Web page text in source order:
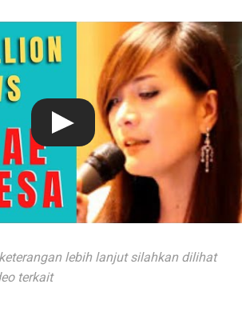
lebih lanjut silahkan dilihat
terkait